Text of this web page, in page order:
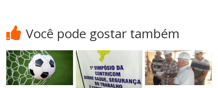
Você pode gostar também